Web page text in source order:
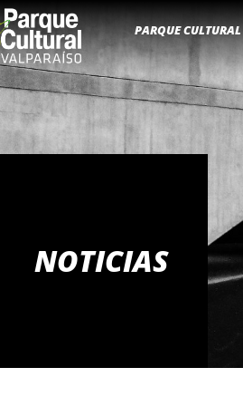
PARQUE CULTURAL
NOTICIAS